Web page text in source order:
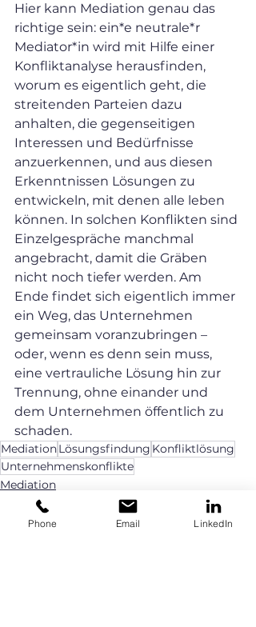
Hier kann Mediation genau das
richtige sein: ein*e neutrale*r
Mediator*in wird mit Hilfe einer
Konfliktanalyse herausfinden,
worum es eigentlich geht, die
streitenden Parteien dazu
anhalten, die gegenseitigen
Interessen und Bedürfnisse
anzuerkennen, und aus diesen
Erkenntnissen Lösungen zu
entwickeln, mit denen alle leben
können. In solchen Konflikten sind
Einzelgespräche manchmal
angebracht, damit die Gräben
nicht noch tiefer werden. Am
Ende findet sich eigentlich immer
ein Weg, das Unternehmen
gemeinsam voranzubringen –
oder, wenn es denn sein muss,
eine vertrauliche Lösung hin zur
Trennung, ohne einander und
dem Unternehmen öffentlich zu
schaden.
MediationLösungsfindung Konfliktlösung
Unternehmenskonflikte
Mediation
Phone Email LinkedIn